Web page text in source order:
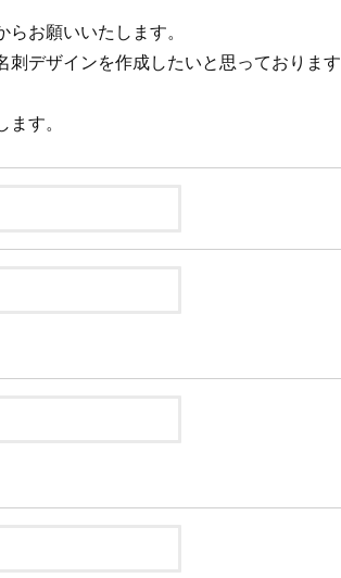
お願いいたします。
刺デザインを作成したいと思っております
ます。